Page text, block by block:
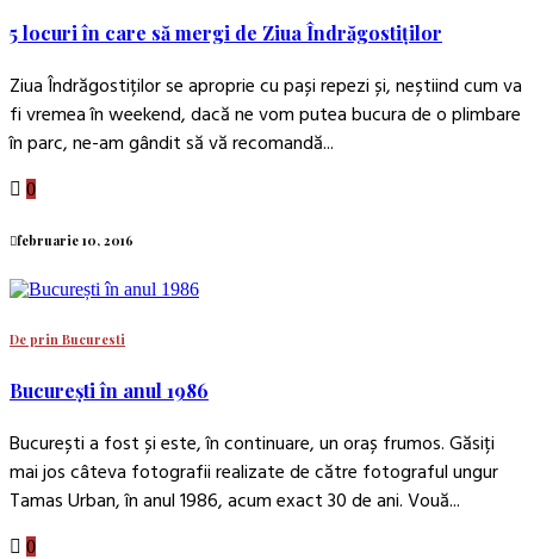
5 locuri în care să mergi de Ziua Îndrăgostiților
Ziua Îndrăgostiților se aproprie cu pași repezi și, neștiind cum va
fi vremea în weekend, dacă ne vom putea bucura de o plimbare
în parc, ne-am gândit să vă recomandă...
0
februarie 10, 2016
De prin Bucuresti
București în anul 1986
București a fost și este, în continuare, un oraș frumos. Găsiți
mai jos câteva fotografii realizate de către fotograful ungur
Tamas Urban, în anul 1986, acum exact 30 de ani. Vouă...
0